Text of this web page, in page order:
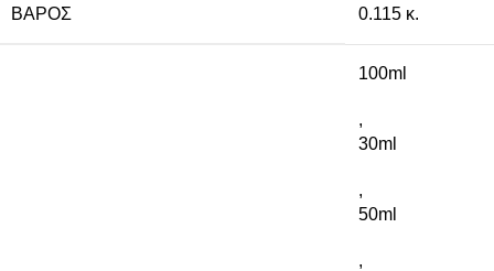
ΒΆΡΟΣ 0.115 κ.
100ml
,
30ml
,
50ml
,